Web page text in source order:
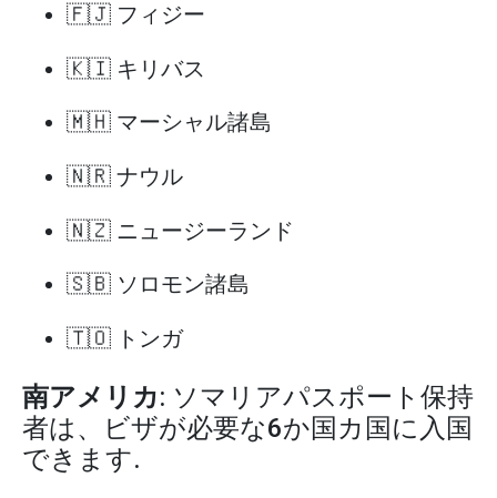
🇫🇯 フィジー
🇰🇮 キリバス
🇲🇭 マーシャル諸島
🇳🇷 ナウル
🇳🇿 ニュージーランド
🇸🇧 ソロモン諸島
🇹🇴 トンガ
南アメリカ: ソマリアパスポート保持
者は、ビザが必要な6か国カ国に入国
できます.